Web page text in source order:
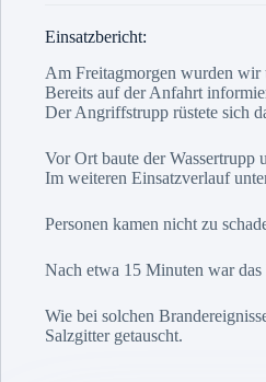
Einsatzbericht:
Am Freitagmorgen wurden wir
Bereits auf der Anfahrt
Der Angriffstrupp rüstete sich
Vor Ort baute der Wassertrupp
Im weiteren Einsatzverlauf
Personen kamen nicht zu
Nach etwa 15 Minuten war
Wie bei solchen
Salzgitter getauscht.